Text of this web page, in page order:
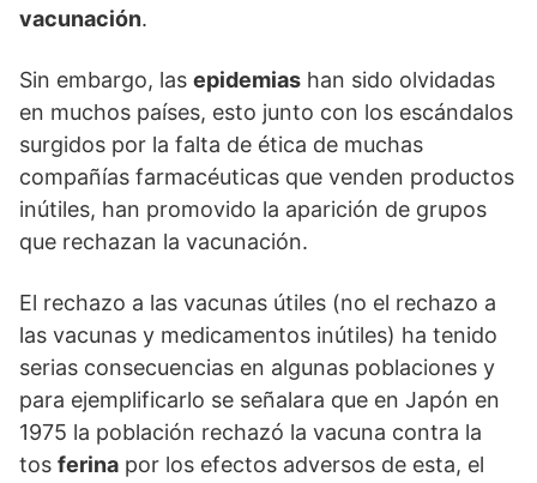
vacunación.
Sin embargo, las epidemias han sido olvidadas
en muchos países, esto junto con los escándalos
surgidos por la falta de ética de muchas
compañías farmacéuticas que venden productos
inútiles, han promovido la aparición de grupos
que rechazan la vacunación.
El rechazo a las vacunas útiles (no el rechazo a
las vacunas y medicamentos inútiles) ha tenido
serias consecuencias en algunas poblaciones y
para ejemplificarlo se señalara que en Japón en
1975 la población rechazó la vacuna contra la
tos ferina por los efectos adversos de esta, el